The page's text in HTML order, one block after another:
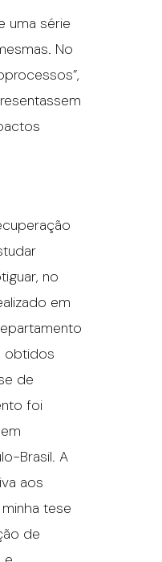
uma série
No
no
em
obtidos
de
foi
Brasil. A
aos
tese
de